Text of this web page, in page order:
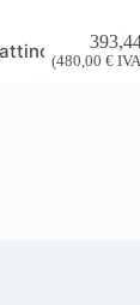
(480,00 €